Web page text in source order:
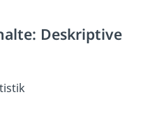
Deskriptive